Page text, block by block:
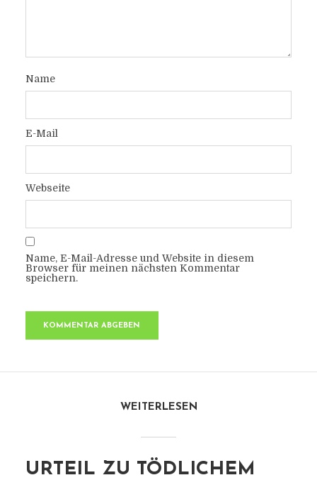
Name
E-Mail
Webseite
Name, E-Mail-Adresse und Website in diesem
Browser für meinen nächsten Kommentar
speichern.
WEITERLESEN
URTEIL ZU TÖDLICHEM